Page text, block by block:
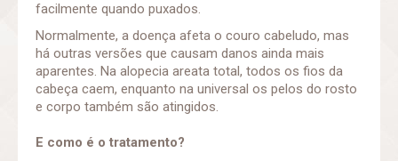
facilmente quando puxados.
Normalmente, a doença afeta o couro cabeludo, mas
há outras versões que causam danos ainda mais
aparentes. Na alopecia areata total, todos os fios da
cabeça caem, enquanto na universal os pelos do rosto
e corpo também são atingidos.
E como é o tratamento?